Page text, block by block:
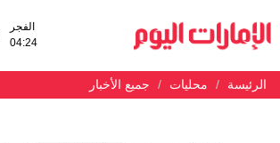
الفجر
04:24
الرئيسة محليات جميع الأخبار